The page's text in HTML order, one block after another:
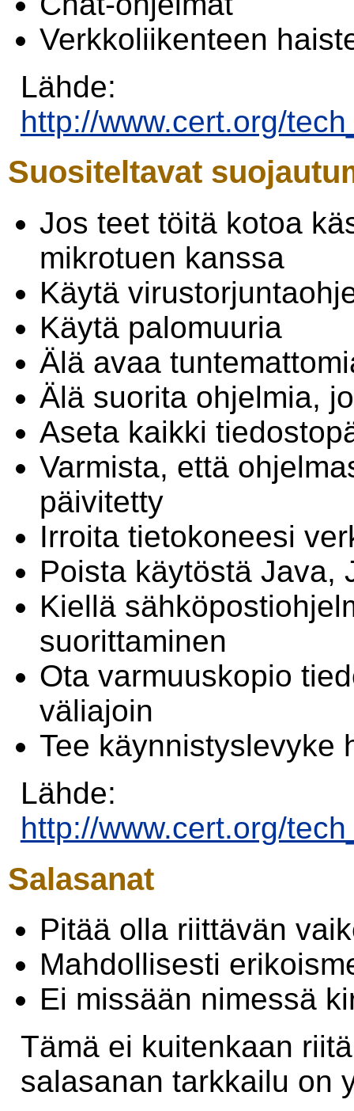
Verkkoliikenteen
Lähde:
http://www.cert.org/
Suositeltavat
Jos teet töitä kotoa
mikrotuen kanssa
Käytä
Käytä palomuuria
Älä avaa
Älä suorita ohjelmia,
Aseta kaikki
Varmista, että
päivitetty
Irroita tietokoneesi
Poista käytöstä Java,
Kiellä
suorittaminen
Ota varmuuskopio
väliajoin
Tee käynnistyslevyke
Lähde:
http://www.cert.org/
Salasanat
Pitää olla riittävän
Mahdollisesti
Ei missään nimessä
Tämä ei kuitenkaan
salasanan tarkkailu on